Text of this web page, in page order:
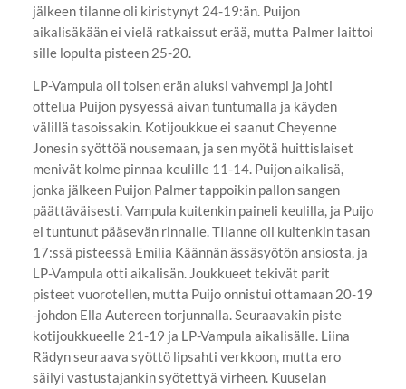
jälkeen tilanne oli kiristynyt 24-19:än. Puijon
aikalisäkään ei vielä ratkaissut erää, mutta Palmer laittoi
sille lopulta pisteen 25-20.
LP-Vampula oli toisen erän aluksi vahvempi ja johti
ottelua Puijon pysyessä aivan tuntumalla ja käyden
välillä tasoissakin. Kotijoukkue ei saanut Cheyenne
Jonesin syöttöä nousemaan, ja sen myötä huittislaiset
menivät kolme pinnaa keulille 11-14. Puijon aikalisä,
jonka jälkeen Puijon Palmer tappoikin pallon sangen
päättäväisesti. Vampula kuitenkin paineli keulilla, ja Puijo
ei tuntunut pääsevän rinnalle. TIlanne oli kuitenkin tasan
17:ssä pisteessä Emilia Käännän ässäsyötön ansiosta, ja
LP-Vampula otti aikalisän. Joukkueet tekivät parit
pisteet vuorotellen, mutta Puijo onnistui ottamaan 20-19
-johdon Ella Autereen torjunnalla. Seuraavakin piste
kotijoukkueelle 21-19 ja LP-Vampula aikalisälle. Liina
Rädyn seuraava syöttö lipsahti verkkoon, mutta ero
säilyi vastustajankin syötettyä virheen. Kuuselan